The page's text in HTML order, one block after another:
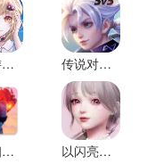
幻塔游戏最新版本下载 传说对决越南服官方正版
死亡细胞(Dead Cells)DLC破解版免费下载 以闪亮之名(Life Makeover)新马服最新版